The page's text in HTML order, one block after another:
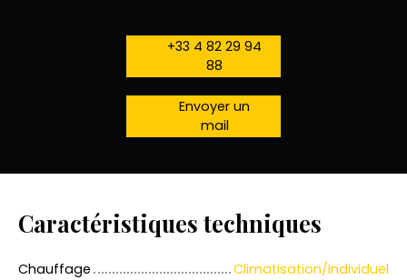
+33 4 82 29 94
88
Envoyer un
mail
Caractéristiques techniques
Chauffage
Climatisation/Individuel